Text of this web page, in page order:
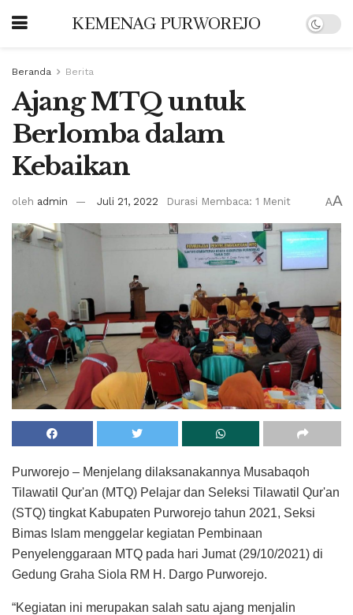
KEMENAG PURWOREJO
Beranda Berita
Ajang MTQ untuk
Berlomba dalam
Kebaikan
oleh admin Juli 21, 2022 Durasi Membaca: 1 Menit AA
Purworejo – Menjelang dilaksanakannya Musabaqoh
Tilawatil Qur'an (MTQ) Pelajar dan Seleksi Tilawatil Qur'an
(STQ) tingkat Kabupaten Purworejo tahun 2021, Seksi
Bimas Islam menggelar kegiatan Pembinaan
Penyelenggaraan MTQ pada hari Jumat (29/10/2021) di
Gedung Graha Siola RM H. Dargo Purworejo.
“Kegiatan ini merupakan salah satu ajang menjalin